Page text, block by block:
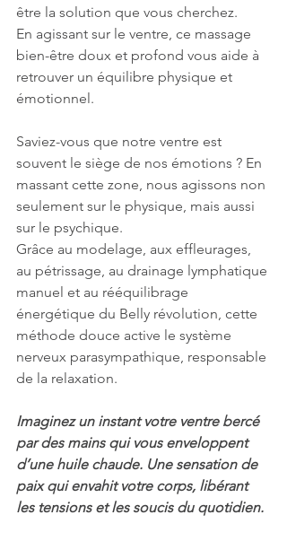
être la solution que vous cherchez.
En agissant sur le ventre, ce massage
bien-être doux et profond vous aide à
retrouver un équilibre physique et
émotionnel.
Saviez-vous que notre ventre est
souvent le siège de nos émotions ? En
massant cette zone, nous agissons non
seulement sur le physique, mais aussi
sur le psychique.
Grâce au modelage, aux effleurages,
au pétrissage, au drainage lymphatique
manuel et au rééquilibrage
énergétique du Belly révolution, cette
méthode douce active le système
nerveux parasympathique, responsable
de la relaxation.
Imaginez un instant votre ventre bercé
par des mains qui vous enveloppent
d’une huile chaude. Une sensation de
paix qui envahit votre corps, libérant
les tensions et les soucis du quotidien.